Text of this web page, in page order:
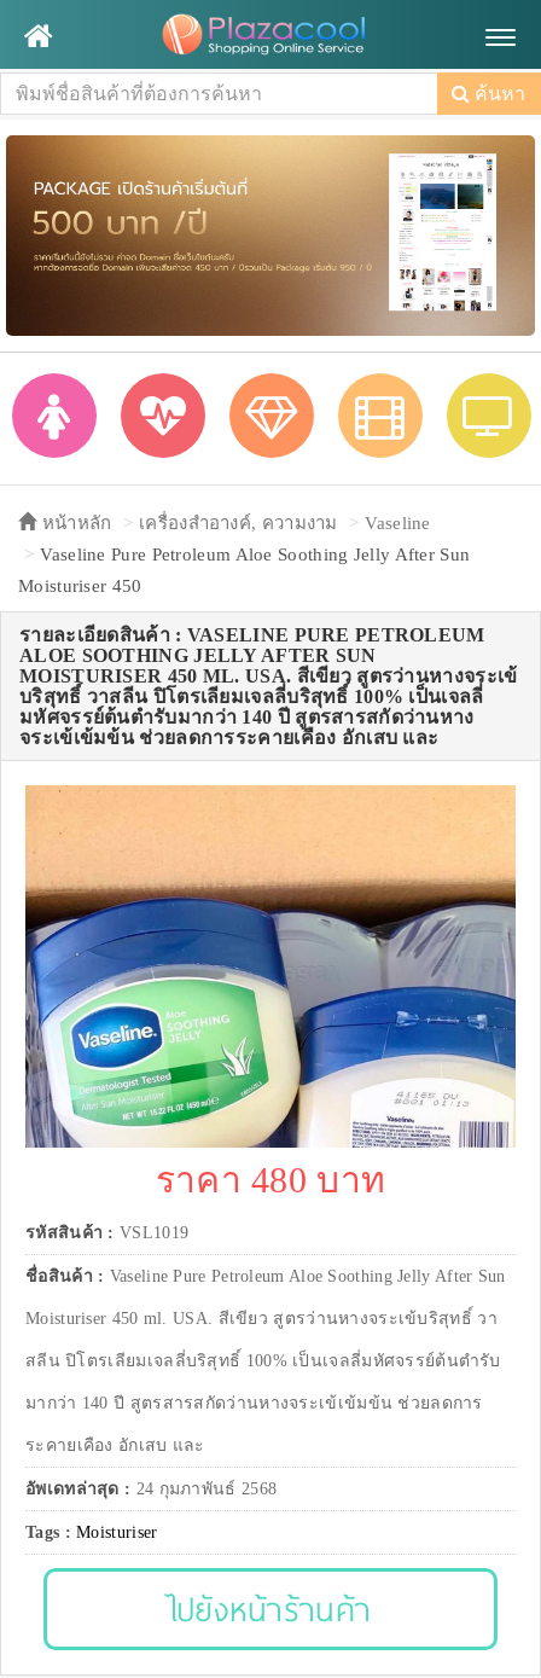
ค้นหา
หน้าหลัก เครื่องสำอางค์, ความงาม
Vaseline
Vaseline Pure Petroleum Aloe Soothing Jelly After Sun
Moisturiser 450
รายละเอียดสินค้า : VASELINE PURE PETROLEUM
ALOE SOOTHING JELLY AFTER SUN
MOISTURISER 450 ML. USA. สีเขียว สูตรว่านหางจระเข้
บริสุทธิ์ วาสลีน ปิโตรเลียมเจลลี่บริสุทธิ์ 100% เป็นเจลลี่
มหัศจรรย์ต้นตำรับมากว่า 140 ปี สูตรสารสกัดว่านหาง
จระเข้เข้มข้น ช่วยลดการระคายเคือง อักเสบ และ
ราคา 480 บาท
รหัสสินค้า : VSL1019
ชื่อสินค้า : Vaseline Pure Petroleum Aloe Soothing Jelly After Sun
Moisturiser 450 ml. USA. สีเขียว สูตรว่านหางจระเข้บริสุทธิ์ วา
สลีน ปิโตรเลียมเจลลี่บริสุทธิ์ 100% เป็นเจลลี่มหัศจรรย์ต้นตำรับ
มากว่า 140 ปี สูตรสารสกัดว่านหางจระเข้เข้มข้น ช่วยลดการ
ระคายเคือง อักเสบ และ
อัพเดทล่าสุด : 24 กุมภาพันธ์ 2568
Tags :Moisturiser
ไปยังหน้าร้านค้า